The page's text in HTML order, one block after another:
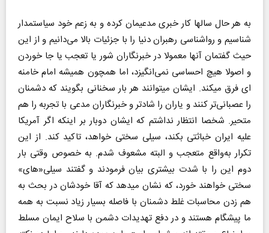
به هر حال سالها کار خبری مدعیمان کرده و به زعم خود سیاستمدار
شناسیم و رواشناسی رهبران دنیا را با جزئیات بالا می‌دانیم و از این
حیث گفتمان آنها معمولا در خبرنگاران شور یا تعجب یا جا خوردن
و اصولا هیچ احساسی نمی‌انگیزد، اما همچون همیشه امام خامنه
ای فرق میکند. ایشان میتوانند هر بار سخنانی بگویند که دشمنان
را عصبانی‌تر کنند و یاران را شادتر و خبرنگاران مدعی با تجربه را هم
متحیر. شخصا انتظار نداشتم که ایشان دوبار بر اینکه اگر آمریکا
علیه ایران خباثتی بکند، سیلی سختی خواهد، تاکید کند. از این
تکرار به‌واقع متعجب و البته مشعوف شدم. به خصوص وقتی بار
دوم این را با شدت بیشتری بیان فرمودند و گفتند سیلی«های»
سختی خواهند خورد، که نشان میدهد که آقا خودشان در بحث به
هم زدن محاسبات غلط دشمنان با فاصله بسیار زیاد نسبت به همه
ما پیشگام هستند و در دفع تهدیدات دشمن با سلاح ایمان مسلط